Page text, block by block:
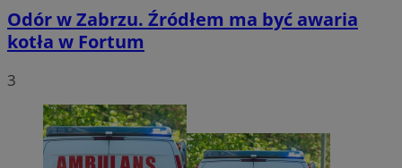
Odór w Zabrzu. Źródłem ma być awaria
kotła w Fortum
3